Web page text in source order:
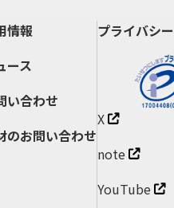
情報
ース
い合わせ
のお問い合わせ
プライバシ
X
note
YouTube